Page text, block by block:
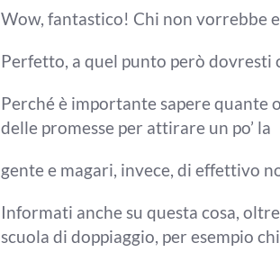
Wow,fantastico! Chi non vorrebbe
Perfetto, a quel punto però dovresti
Perché è importante sapere quante
delle promesse per attirare un po’ la
gente e magari, invece, di effettivo
Informati anche su questacosa, o
scuola di doppiaggio, per esempio